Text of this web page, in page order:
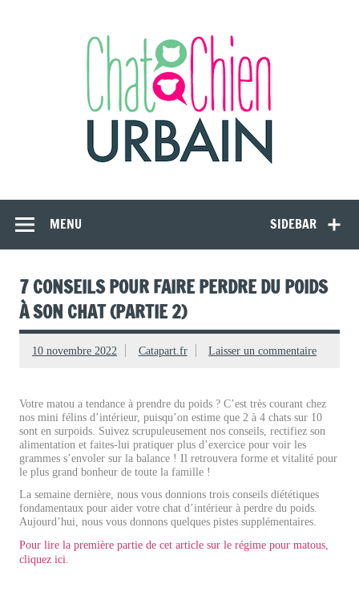
CAT APART
d'intérieur
SIDEBAR
MENU
7 CONSEILS POUR FAIRE PERDRE DU POIDS
À SON CHAT (PARTIE 2)
10 novembre 2022 Catapart.fr Laisser un commentaire
Votre matou a tendance à prendre du poids ? C’est très courant chez
nos mini félins d’intérieur, puisqu’on estime que 2 à 4 chats sur 10
sont en surpoids. Suivez scrupuleusement nos conseils, rectifiez son
alimentation et faites-lui pratiquer plus d’exercice pour voir les
grammes s’envoler sur la balance ! Il retrouvera forme et vitalité pour
le plus grand bonheur de toute la famille !
La semaine dernière, nous vous donnions trois conseils diététiques
fondamentaux pour aider votre chat d’intérieur à perdre du poids.
Aujourd’hui, nous vous donnons quelques pistes supplémentaires.
Pour lire la première partie de cet article sur le régime pour matous,
cliquez ici.